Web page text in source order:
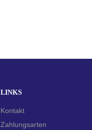
LINKS
Kontakt
Zahlungsarten